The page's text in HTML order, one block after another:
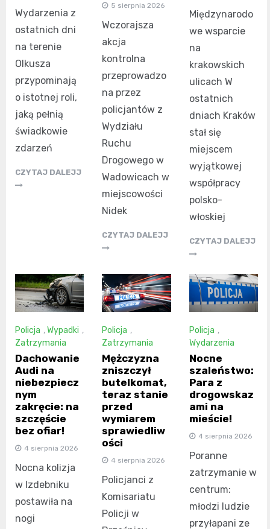
Wydarzenia z
ostatnich dni
na terenie
Olkusza
przypominają
o istotnej roli,
jaką pełnią
świadkowie
zdarzeń
CZYTAJ DALEJJ
5 sierpnia 2026
Wczorajsza
akcja
kontrolna
przeprowadzo
na przez
policjantów z
Wydziału
Ruchu
Drogowego w
Wadowicach w
miejscowości
Nidek
CZYTAJ DALEJJ
Międzynarodo
we wsparcie
na
krakowskich
ulicach W
ostatnich
dniach Kraków
stał się
miejscem
wyjątkowej
współpracy
polsko-
włoskiej
CZYTAJ DALEJJ
Policja ,Wypadki ,
Zatrzymania
Dachowanie
Audi na
niebezpiecz
nym
zakręcie: na
szczęście
bez ofiar!
4 sierpnia 2026
Nocna kolizja
w Izdebniku
postawiła na
nogi
Policja ,
Zatrzymania
Mężczyzna
zniszczył
butelkomat,
teraz stanie
przed
wymiarem
sprawiedliw
ości
4 sierpnia 2026
Policjanci z
Komisariatu
Policji w
Policja ,
Wydarzenia
Nocne
szaleństwo:
Para z
drogowskaz
ami na
mieście!
4 sierpnia 2026
Poranne
zatrzymanie w
centrum:
młodzi ludzie
przyłapani ze